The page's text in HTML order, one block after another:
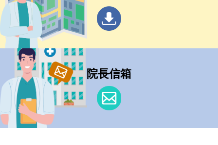
院長信箱